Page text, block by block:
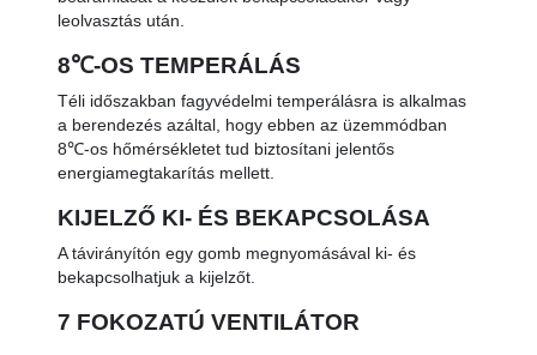
leolvasztás után.
8℃-OS TEMPERÁLÁS
Téli időszakban fagyvédelmi temperálásra is alkalmas
a berendezés azáltal, hogy ebben az üzemmódban
8℃-os hőmérsékletet tud biztosítani jelentős
energiamegtakarítás mellett.
KIJELZŐ KI- ÉS BEKAPCSOLÁSA
A távirányítón egy gomb megnyomásával ki- és
bekapcsolhatjuk a kijelzőt.
7 FOKOZATÚ VENTILÁTOR